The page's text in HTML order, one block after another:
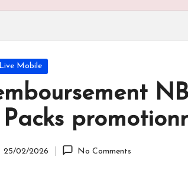
Mobile
Packs
25/02/2026 No Comments